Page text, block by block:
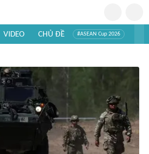
VIDEO CHỦ ĐỀ #ASEAN Cup 2026